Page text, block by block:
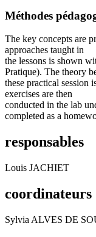
Méthodes
The key concepts are
approaches taught in
the lessons is shown
Pratique). The theory
these practical session
exercises are then
conducted in the lab
completed as a
responsables
Louis JACHIET
coordinateurs
Sylvia ALVES DE